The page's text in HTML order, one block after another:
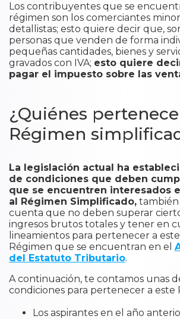
​Los contribuyentes que se
régimen son los comerciantes
detallistas; esto quiere decir que,
personas que venden de forma
pequeñas cantidades, bienes y
gravados con IVA; esto quiere
pagar el impuesto sobre las
¿Quiénes
Régimen
La legislación actual ha
de condiciones que deben
que se encuentren interesados
al Régimen Simplificado,
cuenta que no deben superar
ingresos brutos totales y tener en
lineamientos para pertenecer a
Régimen que se encuentran en el
del Estatuto Tributario.
A continuación, te contamos unas
condiciones para pertenecer a este
Los aspirantes en el año